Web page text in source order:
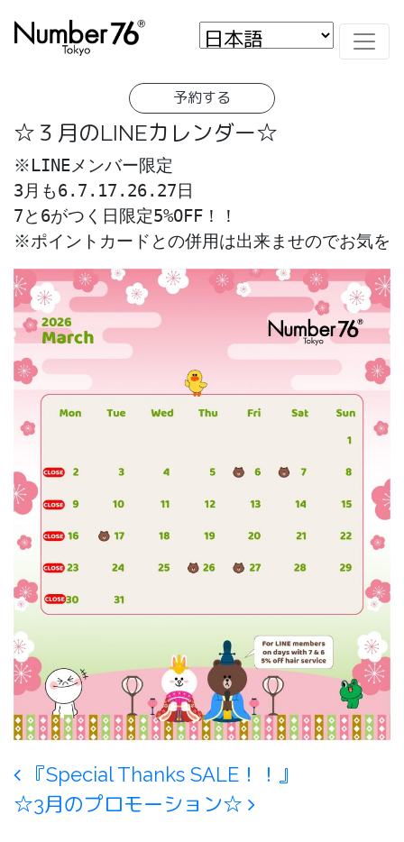
予約する
☆３月のLINEカレンダー☆
※LINEメンバー限定
3月も6.7.17.26.27日
7と6がつく日限定5%OFF！！
※ポイントカードとの併用は出来ませのでお気を
Post navigation
『Special Thanks SALE！！』
☆3月のプロモーション☆